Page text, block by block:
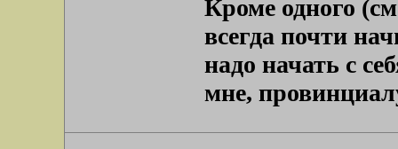
Кроме одного
всегда почти
надо начать с
мне,